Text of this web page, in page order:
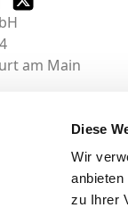
Diese
Wir
zu Ihrer
am Main